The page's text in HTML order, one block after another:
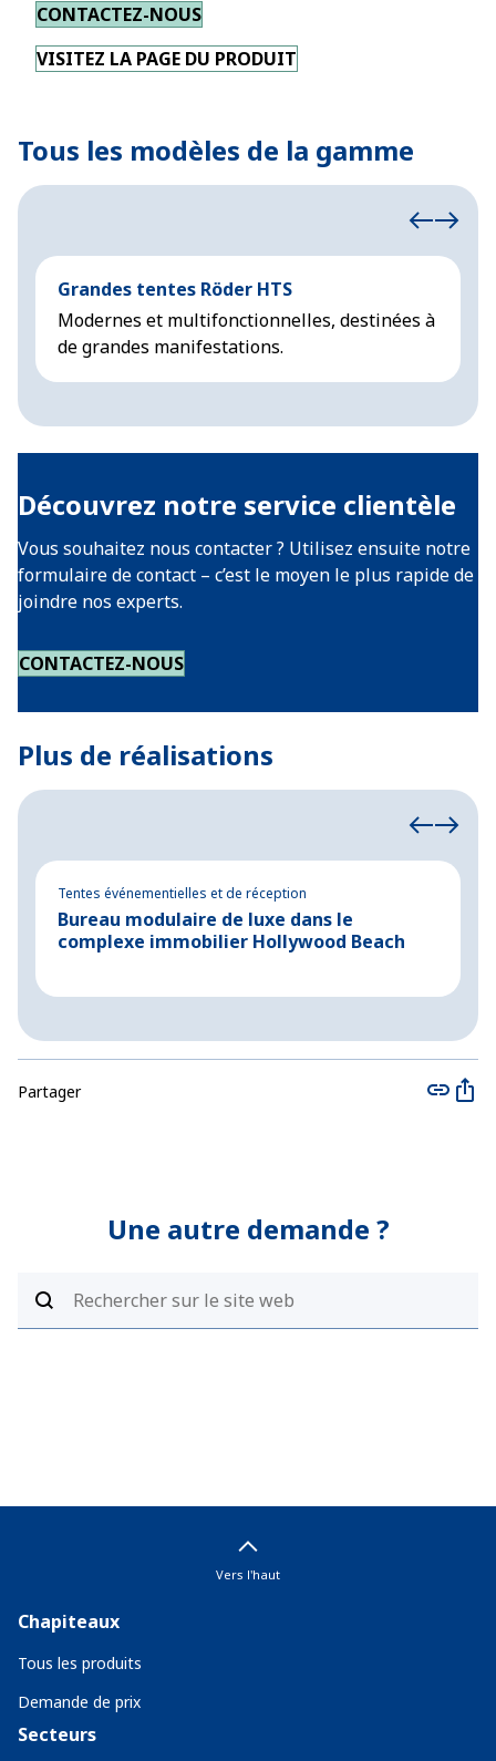
CONTACTEZ-NOUS
VISITEZ LA PAGE DU PRODUIT
Tous les modèles de la gamme
Grandes tentes Röder HTS
Modernes et multifonctionnelles, destinées à
de grandes manifestations.
Découvrez notre service clientèle
Vous souhaitez nous contacter ? Utilisez ensuite notre
formulaire de contact – c’est le moyen le plus rapide de
joindre nos experts.
CONTACTEZ-NOUS
Plus de réalisations
Tentes événementielles et de réception
Bureau modulaire de luxe dans le
complexe immobilier Hollywood Beach
Partager
Une autre demande ?
Vers l'haut
Chapiteaux
Tous les produits
Demande de prix
Secteurs